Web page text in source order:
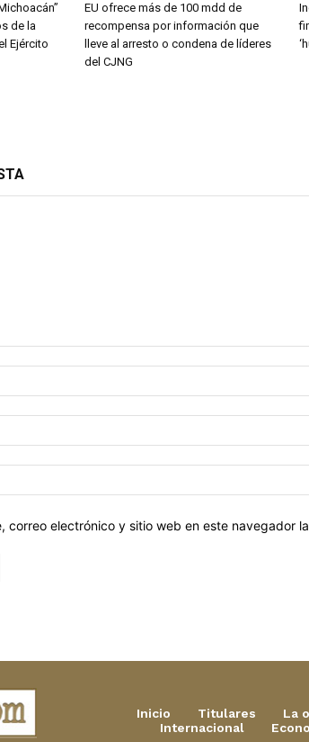
de la
Ejército
EU ofrece más de 100 mdd de
recompensa por información que
lleve al arresto o condena de líderes
del CJNG
correo electrónico y sitio web en este navegador
Inicio Titulares La
Internacional